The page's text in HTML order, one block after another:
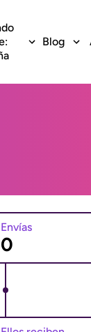
Blog
Envías